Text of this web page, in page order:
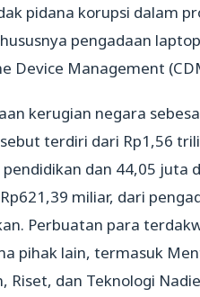
pidana korupsi dalam
pengadaan laptop
Device Management
kerugian negara
terdiri dari Rp1,56
dan 44,05 juta
miliar, dari
Perbuatan para
pihak lain, termasuk
Riset, dan Teknologi